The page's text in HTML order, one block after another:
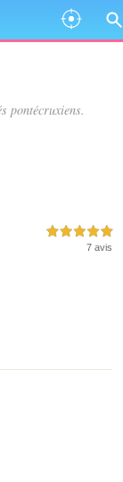
pontécruxiens.
5,0 étoiles sur 5
7 avis